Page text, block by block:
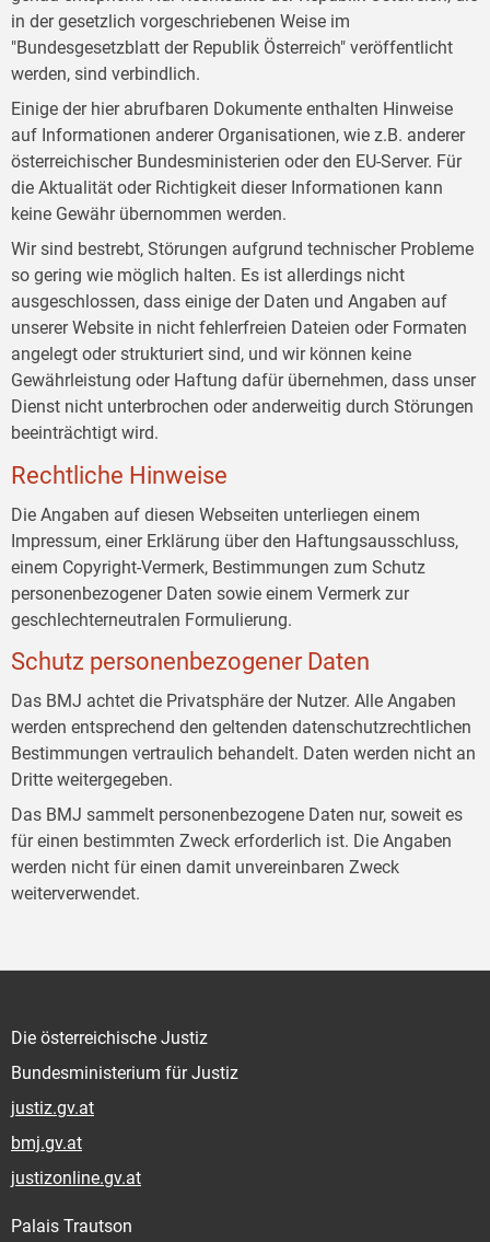
in der gesetzlich vorgeschriebenen Weise im
"Bundesgesetzblatt der Republik Österreich" veröffentlicht
werden, sind verbindlich.
Einige der hier abrufbaren Dokumente enthalten Hinweise
auf Informationen anderer Organisationen, wie z.B. anderer
österreichischer Bundesministerien oder den EU-Server. Für
die Aktualität oder Richtigkeit dieser Informationen kann
keine Gewähr übernommen werden.
Wir sind bestrebt, Störungen aufgrund technischer Probleme
so gering wie möglich halten. Es ist allerdings nicht
ausgeschlossen, dass einige der Daten und Angaben auf
unserer Website in nicht fehlerfreien Dateien oder Formaten
angelegt oder strukturiert sind, und wir können keine
Gewährleistung oder Haftung dafür übernehmen, dass unser
Dienst nicht unterbrochen oder anderweitig durch Störungen
beeinträchtigt wird.
Rechtliche Hinweise
Die Angaben auf diesen Webseiten unterliegen einem
Impressum, einer Erklärung über den Haftungsausschluss,
einem Copyright-Vermerk, Bestimmungen zum Schutz
personenbezogener Daten sowie einem Vermerk zur
geschlechterneutralen Formulierung.
Schutz personenbezogener Daten
Das BMJ achtet die Privatsphäre der Nutzer. Alle Angaben
werden entsprechend den geltenden datenschutzrechtlichen
Bestimmungen vertraulich behandelt. Daten werden nicht an
Dritte weitergegeben.
Das BMJ sammelt personenbezogene Daten nur, soweit es
für einen bestimmten Zweck erforderlich ist. Die Angaben
werden nicht für einen damit unvereinbaren Zweck
weiterverwendet.
Die österreichische Justiz
Bundesministerium für Justiz
justiz.gv.at
bmj.gv.at
justizonline.gv.at
Palais Trautson